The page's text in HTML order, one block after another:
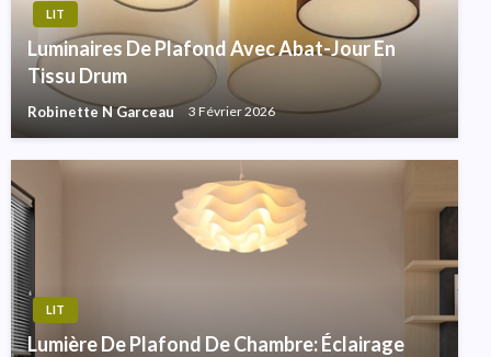
LIT
Luminaires De Plafond Avec Abat-Jour En
Tissu Drum
Robinette N Garceau 3 Février 2026
LIT
Lumière De Plafond De Chambre: Éclairage